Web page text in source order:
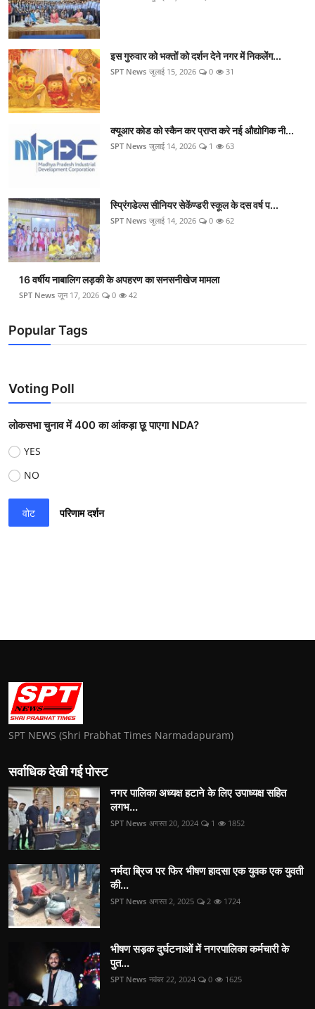
इस गुरुवार को भक्तों को दर्शन देने नगर में निकलेंग...
SPT News जुलाई 15, 2026 0 31
क्यूआर कोड को स्कैन कर प्राप्त करे नई औद्योगिक नी...
SPT News जुलाई 14, 2026 1 63
स्प्रिंगडेल्स सीनियर सेकेंण्डरी स्कूल के दस वर्ष प...
SPT News जुलाई 14, 2026 0 62
16 वर्षीय नाबालिग लड़की के अपहरण का सनसनीखेज मामला
SPT News जून 17, 2026 0 42
Popular Tags
Voting Poll
लोकसभा चुनाव में 400 का आंकड़ा छू पाएगा NDA?
YES
NO
वोट परिणाम दर्शन
SPT NEWS (Shri Prabhat Times Narmadapuram)
सर्वाधिक देखी गई पोस्ट
नगर पालिका अध्यक्ष हटाने के लिए उपाध्यक्ष सहित
लगभ...
SPT News अगस्त 20, 2024 1 1852
नर्मदा ब्रिज पर फिर भीषण हादसा एक युवक एक युवती
की...
SPT News अगस्त 2, 2025 2 1724
भीषण सड़क दुर्घटनाओं में नगरपालिका कर्मचारी के
पुत...
SPT News नवंबर 22, 2024 0 1625